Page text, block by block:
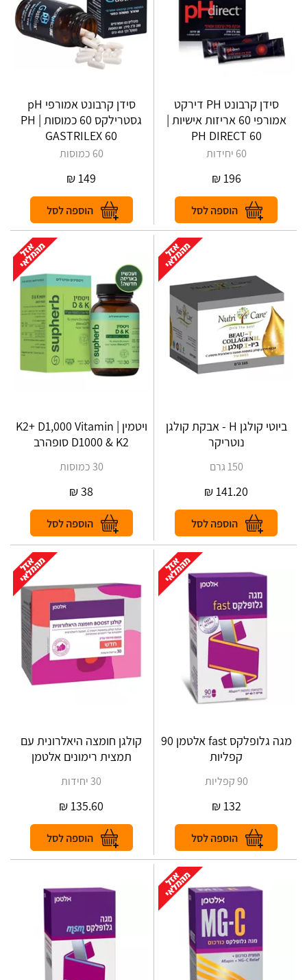
סידן קרבונט ‎PH‎ דירקט
אמורפי 60 אריזות אישיות |
PH‎ ‎DIRECT‎ ‎60
60 יחידות
196
₪
סידן קרבונט אמורפי pH
גסטרילקס 60 כמוסות | PH‎
‎GASTRILEX‎ ‎60
60 כמוסות
149
₪
ביוטי קולגן H - אבקת קולגן
נוטריקר
150 גרם
141.20
₪
ויטמין K2+ D1,000 Vitamin |
D1000 & K2 סופהרב
30 כמוסות
38
₪
מגה גלופלקס fast אלטמן 90
קפליות
90 קפליות
132
₪
קולגן חומצה היאלרונית עם
תמצית רימונים אלטמן
30 יחידות
135.60
₪